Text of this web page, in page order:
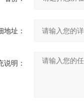
地址：
说明：